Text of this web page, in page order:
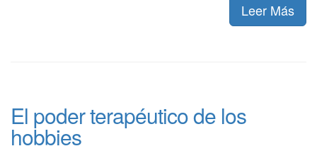
Leer Más
El poder terapéutico de los
hobbies